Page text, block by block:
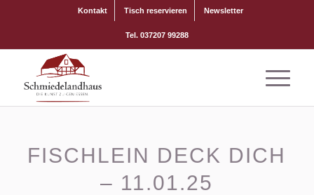
Kontakt Tisch reservieren Newsletter
Tel. 037207 99288
FISCHLEIN DECK DICH
– 11.01.25